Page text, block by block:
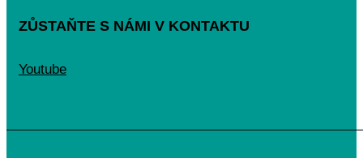
ZŮSTAŇTE S NÁMI V KONTAKTU
Youtube